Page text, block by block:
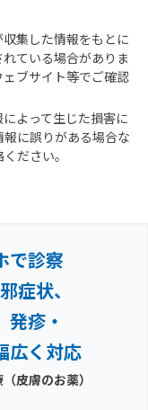
集した情報をもとに
ている場合がありま
ブサイト等でご確認
よって生じた損害に
に誤りがある場合な
ださい。
で診察
症状、
発疹・
広く対応
（皮膚のお薬）